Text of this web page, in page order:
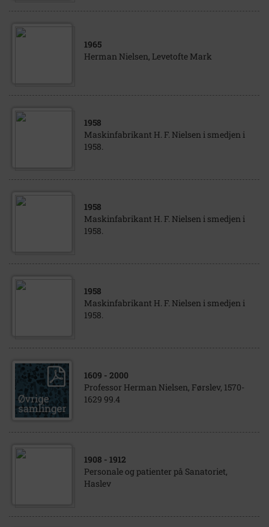
1965
Herman Nielsen, Levetofte Mark
1958
Maskinfabrikant H. F. Nielsen i smedjen i
1958.
1958
Maskinfabrikant H. F. Nielsen i smedjen i
1958.
1958
Maskinfabrikant H. F. Nielsen i smedjen i
1958.
1609 - 2000
Professor Herman Nielsen, Førslev, 1570-
1629 99.4
1908 - 1912
Personale og patienter på Sanatoriet,
Haslev